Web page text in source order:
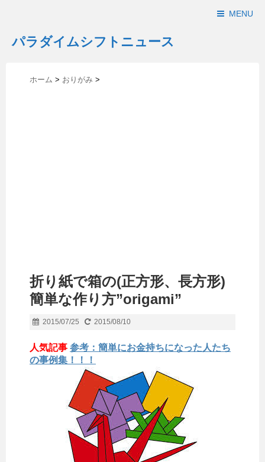
MENU
パラダイムシフトニュース
ホーム > おりがみ >
折り紙で箱の(正方形、長方形)
簡単な作り方”origami”
2015/07/25 2015/08/10
人気記事 参考：簡単にお金持ちになった人たち
の事例集！！！